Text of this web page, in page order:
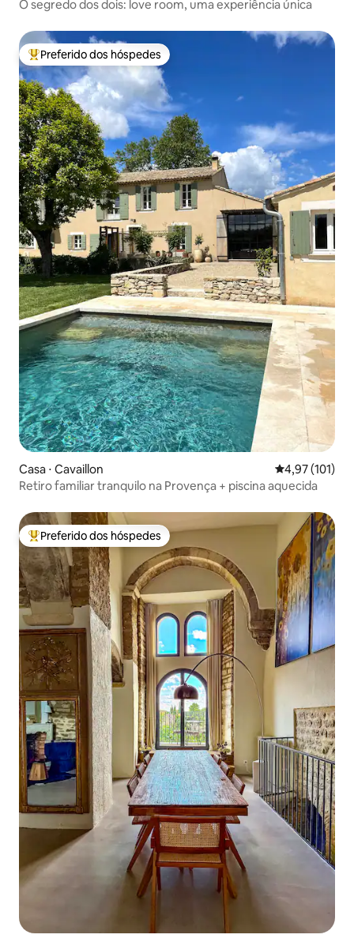
O segredo dos dois: love room, uma experiência única
Entre os melhores preferidos dos hóspedes
Preferido dos hóspedes
Casa ⋅ Cavaillon 4,97 de uma
4,97 (101)
Retiro familiar tranquilo na Provença + piscina aquecida
Entre os melhores preferidos dos hóspedes
Preferido dos hóspedes